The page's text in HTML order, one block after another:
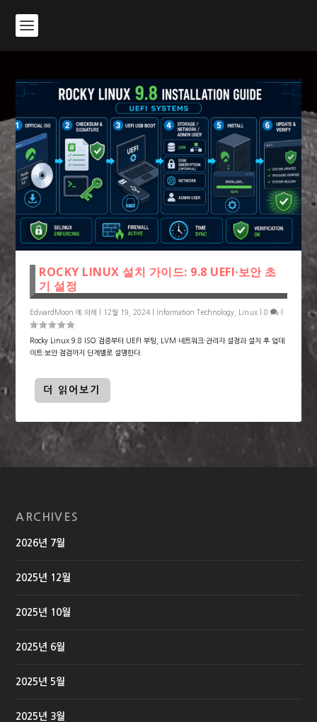
ROCKY LINUX 설치 가이드: 9.8 UEFI·보안 초
기 설정
EdwardMoon 에 의해 | 12월 19, 2024 Information Technology Linux |0
Rocky Linux 9.8 ISO 검증부터 UEFI 부팅, LVM·네트워크·관리자 설정과 설치 후 업데
이트·보안 점검까지 단계별로 설명한다.
더 읽어보기
ARCHIVES
2026년 7월
2025년 12월
2025년 10월
2025년 6월
2025년 5월
2025년 3월